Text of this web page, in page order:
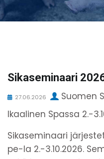
Sikaseminaari
27.06.2026
Suomen
Ikaalinen Spassa 2.-
Sikaseminaari
pe-la 2.-3.10.2026.